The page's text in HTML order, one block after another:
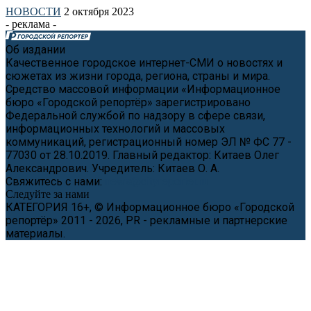
НОВОСТИ 2 октября 2023
- реклама -
Об издании
Качественное городское интернет-СМИ о новостях и
сюжетах из жизни города, региона, страны и мира.
Средство массовой информации «Информационное
бюро «Городской репортёр» зарегистрировано
Федеральной службой по надзору в сфере связи,
информационных технологий и массовых
коммуникаций, регистрационный номер ЭЛ № ФС 77 -
77030 от 28.10.2019. Главный редактор: Китаев Олег
Александрович. Учредитель: Китаев О. А.
Свяжитесь с нами:
Следуйте за нами
КАТЕГОРИЯ 16+, © Информационное бюро «Городской
репортёр» 2011 - 2026, PR - рекламные и партнерские
материалы.